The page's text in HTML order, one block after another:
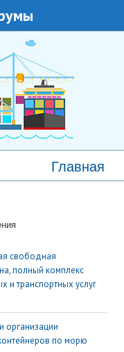
Главная
свободная
полный комплекс
и транспортных услуг
организации
по морю